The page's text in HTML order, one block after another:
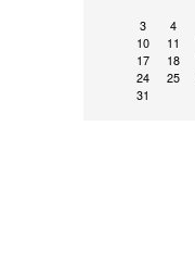
3
4
10
11
17
18
24
25
31